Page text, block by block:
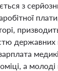
з
державних
а